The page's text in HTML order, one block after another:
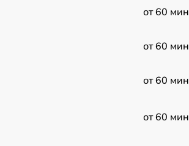
от 60 мин
от 60 мин
от 60 мин
от 60 мин